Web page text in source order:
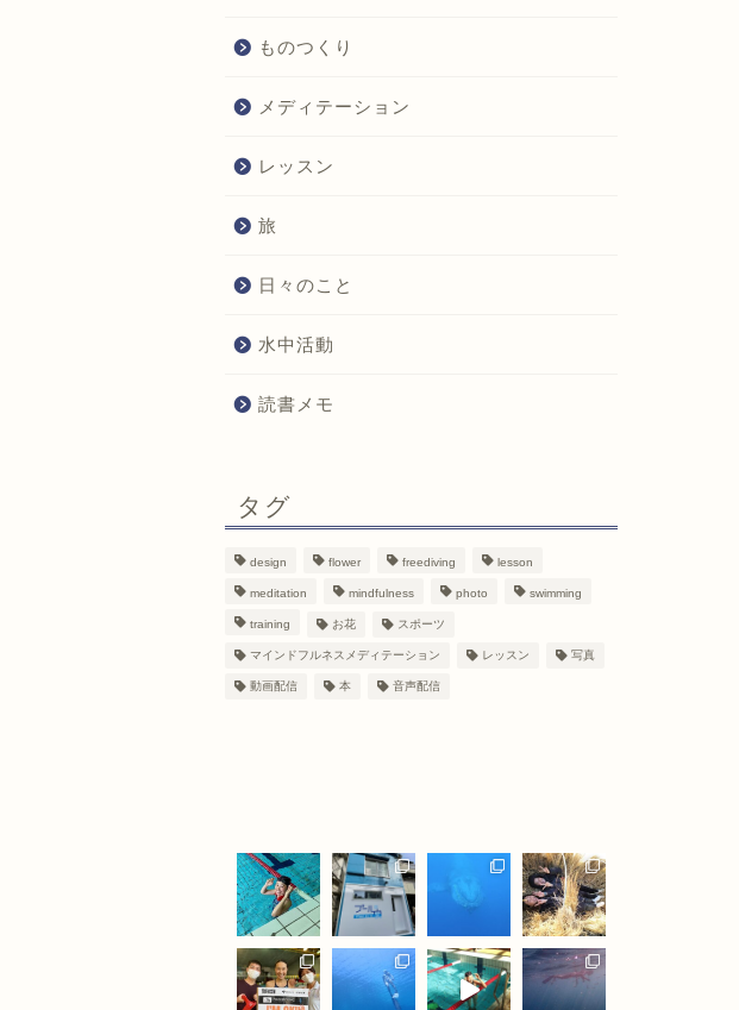
ものつくり
メディテーション
レッスン
旅
日々のこと
水中活動
読書メモ
タグ
design flower freediving lesson
meditation mindfulness photo swimming
training お花 スポーツ
マインドフルネスメディテーション レッスン 写真
動画配信 本 音声配信